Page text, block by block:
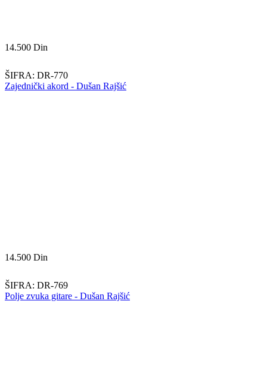
14.500 Din
ŠIFRA: DR-770
Zajednički akord - Dušan Rajšić
14.500 Din
ŠIFRA: DR-769
Polje zvuka gitare - Dušan Rajšić